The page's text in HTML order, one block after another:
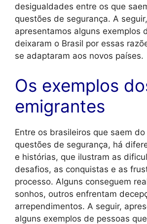
desigualdades entre os que
questões de segurança. A seguir,
apresentamos alguns exemplos
deixaram o Brasil por essas
se adaptaram aos novos países.
Os exemplos
emigrantes
Entre os brasileiros que saem
questões de segurança, há
e histórias, que ilustram as
desafios, as conquistas e as
processo. Alguns conseguem
sonhos, outros enfrentam
arrependimentos. A seguir,
alguns exemplos de pessoas